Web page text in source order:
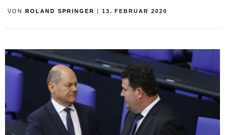
VON ROLAND SPRINGER 13. FEBRUAR 2020